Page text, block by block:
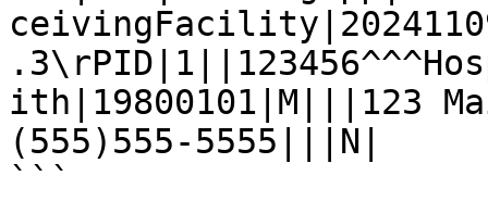
ith|19800101|M|||123
(555)555-5555|||N|
```